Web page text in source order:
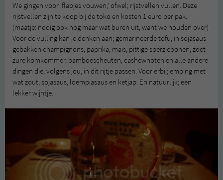
We gingen voor ‘flapjes vouwen,’ ofwel; rijstvellen vullen. Deze
rijstvellen zijn te koop bij de toko en kosten 1 euro per pak.
(maatje: nodig ook nog maar wat buren uit, want we houden over)
Voor de vulling kan je denken aan; gemarineerde tofu, in sojasaus
gebakken champignons, paprika, mais, pittige sperziebonen, zoet-
zure komkommer, bamboescheuten, cashewnoten en alle andere
dingen die, volgens jou, in dit rijtje passen. Voor erbij; emping met
wat zout, sojasaus, loempiasaus en ketjap. En natuurlijk; een
lekker wijntje.